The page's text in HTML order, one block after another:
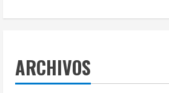
ARCHIVOS